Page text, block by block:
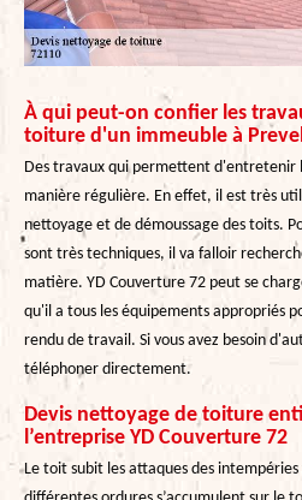
À qui peut-on confier les
toiture d'un immeuble à
Des travaux qui permettent d'entretenir
manière régulière. En effet, il est très
nettoyage et de démoussage des toits.
sont très techniques, il va falloir
matière. YD Couverture 72 peut se
qu'il a tous les équipements appropriés
rendu de travail. Si vous avez besoin
téléphoner directement.
Devis nettoyage de toiture
l’entreprise YD Couverture 72
Le toit subit les attaques des